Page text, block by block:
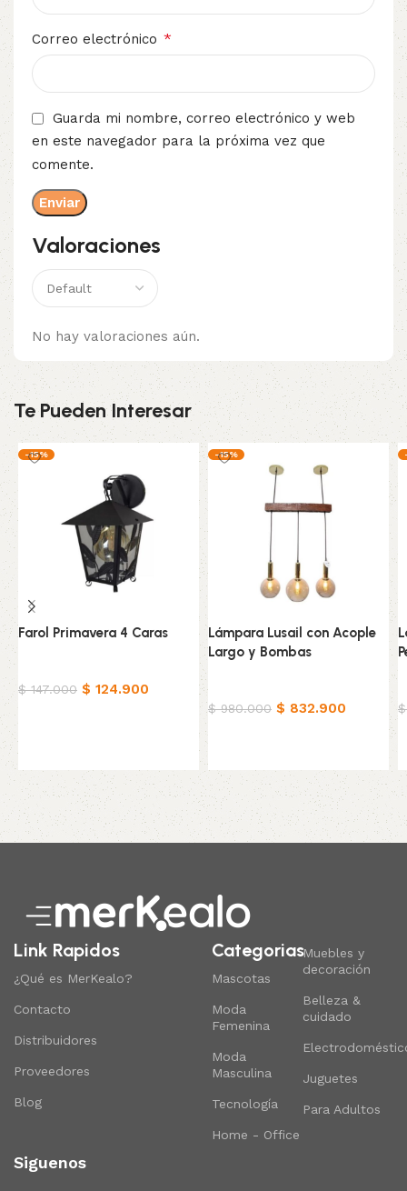
Valoraciones
No hay valoraciones aún.
Correo electrónico *
Guarda mi nombre, correo electrónico y web
en este navegador para la próxima vez que
comente.
Te Pueden Interesar
-15%
Farol Primavera 4 Caras
$147.000 $ 124.900
-15%
Lámpara Lusail con Acople
Largo y Bombas
$980.000 $ 832.900 $
Read More
Link Rapidos
¿Qué es MerKealo?
Contacto
Distribuidores
Proveedores
Blog
Categorias
Mascotas
Moda
Femenina
Moda
Masculina
Tecnología
Home - Office
Muebles y
decoración
Belleza &
cuidado
Juguetes
Para Adultos
Siguenos